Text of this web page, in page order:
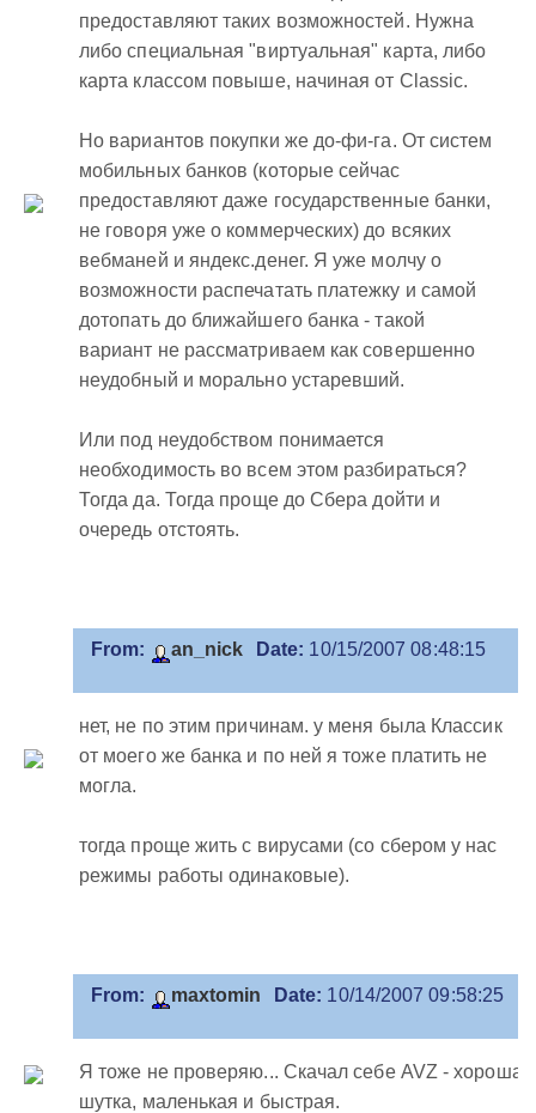
предоставляют таких возможностей. Нужна
либо специальная "виртуальная" карта, либо
карта классом повыше, начиная от Classic.
Но вариантов покупки же до-фи-га. От систем
мобильных банков (которые сейчас
предоставляют даже государственные банки,
не говоря уже о коммерческих) до всяких
вебманей и яндекс.денег. Я уже молчу о
возможности распечатать платежку и самой
дотопать до ближайшего банка - такой
вариант не рассматриваем как совершенно
неудобный и морально устаревший.
Или под неудобством понимается
необходимость во всем этом разбираться?
Тогда да. Тогда проще до Сбера дойти и
очередь отстоять.
From: an_nick Date: 10/15/2007 08:48:15
нет, не по этим причинам. у меня была Классик
от моего же банка и по ней я тоже платить не
могла.
тогда проще жить с вирусами (со сбером у нас
режимы работы одинаковые).
From: maxtomin Date: 10/14/2007 09:58:25
Я тоже не проверяю... Скачал себе AVZ - хорошая
шутка, маленькая и быстрая.